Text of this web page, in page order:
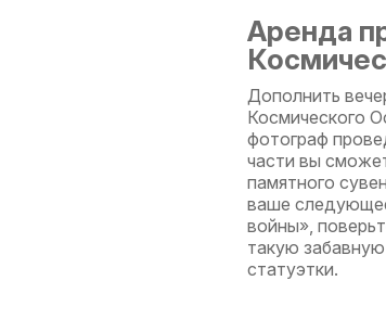
Аренда
Дополнить
Космического
фотограф
части вы
памятного
ваше
войны»,
такую
статуэтки.